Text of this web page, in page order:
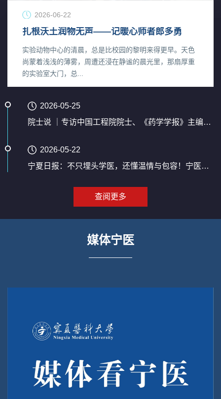
2026-06-22
扎根沃土润物无声——记暖心师者郎多勇
实验动物中心的清晨，总是比校园的黎明来得更早。天色
尚蒙着浅浅的薄雾，周遭还浸在静谧的晨光里，那扇厚重
的实验室大门，总...
2026-05-25
院士说 ｜专访中国工程院院士、《药学学报》主编陈士林
2026-05-22
宁夏日报：不只埋头学医，还懂温情与包容！宁医大这堂课把美...
查阅更多
媒体宁医